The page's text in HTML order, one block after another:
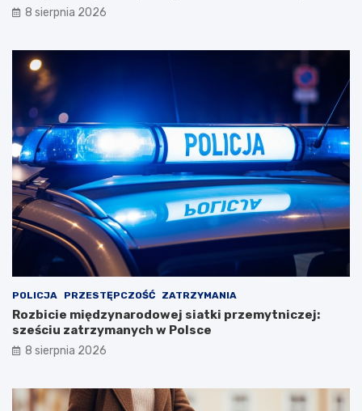
8 sierpnia 2026
POLICJA PRZESTĘPCZOŚĆ ZATRZYMANIA
Rozbicie międzynarodowej siatki przemytniczej:
sześciu zatrzymanych w Polsce
8 sierpnia 2026